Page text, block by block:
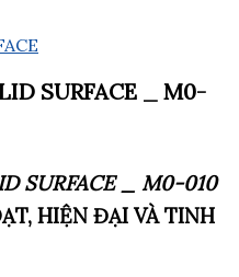
SURFACE _ M0-
SURFACE _ M0-010
HIỆN ĐẠI VÀ TINH